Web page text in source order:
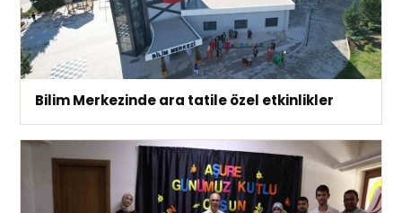
Bilim Merkezinde ara tatile özel etkinlikler